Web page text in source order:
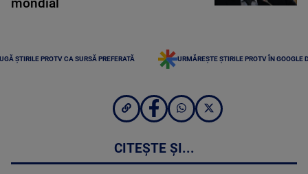
mondial
ȘTIRILE PROTV CA SURSĂ PREFERATĂ URMĂREȘTE ȘTIRILE PROTV ÎN GOOGLE
CITEȘTE ȘI...